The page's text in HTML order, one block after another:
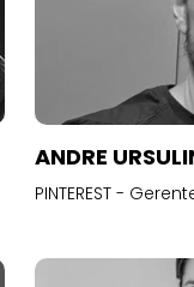
ANDRE
PINTEREST -